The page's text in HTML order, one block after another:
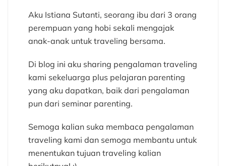
Aku Istiana Sutanti, seorang ibu dari 3 orang
perempuan yang hobi sekali mengajak
anak-anak untuk traveling bersama.
Di blog ini aku sharing pengalaman traveling
kami sekeluarga plus pelajaran parenting
yang aku dapatkan, baik dari pengalaman
pun dari seminar parenting.
Semoga kalian suka membaca pengalaman
traveling kami dan semoga membantu untuk
menentukan tujuan traveling kalian